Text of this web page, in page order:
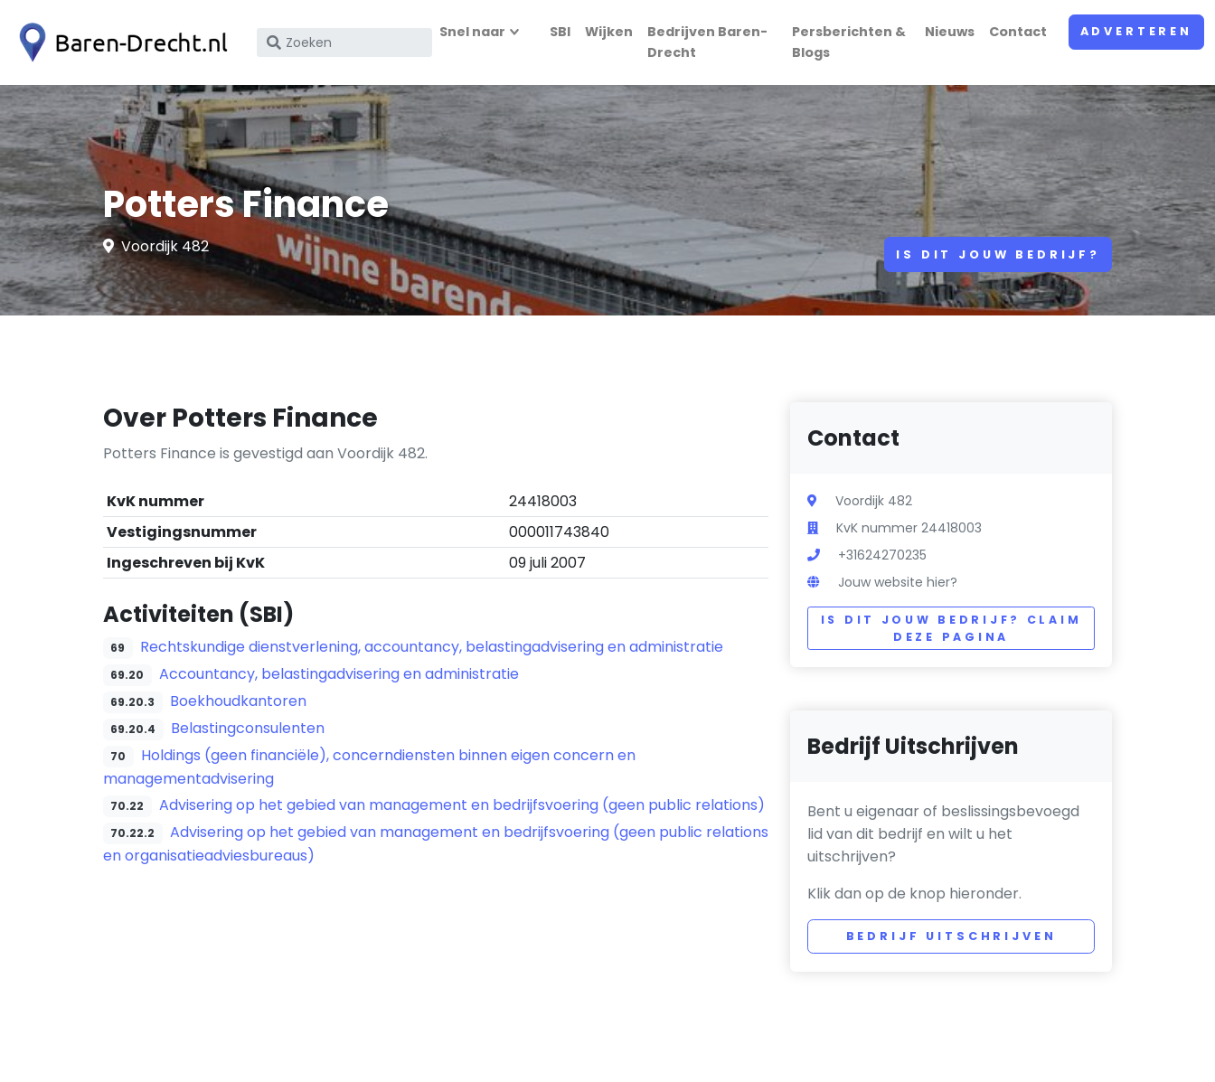
Zoek
bedrijfsnaam
of
KvK
nummer
Snel naar SBI Wijken
Bedrijven Baren-
Drecht
Persberichten &
Blogs
Nieuws Contact ADVERTEREN
Potters Finance
Voordijk 482 IS DIT JOUW BEDRIJF?
Over Potters Finance
Potters Finance is gevestigd aan Voordijk 482.
KvK nummer
24418003
Vestigingsnummer
000011743840
Ingeschreven bij KvK
09 juli 2007
Activiteiten (SBI)
69 Rechtskundige dienstverlening, accountancy, belastingadvisering en administratie
69.20 Accountancy, belastingadvisering en administratie
69.20.3 Boekhoudkantoren
69.20.4 Belastingconsulenten
70
Holdings (geen financiële), concerndiensten binnen eigen concern en
managementadvisering
70.22 Advisering op het gebied van management en bedrijfsvoering (geen public relations)
70.22.2
Advisering op het gebied van management en bedrijfsvoering (geen public relations
en organisatieadviesbureaus)
Contact
Voordijk 482
KvK nummer 24418003
+31624270235
Jouw website hier?
IS DIT JOUW BEDRIJF? CLAIM
DEZE PAGINA
Bedrijf Uitschrijven
Bent u eigenaar of beslissingsbevoegd
lid van dit bedrijf en wilt u het
uitschrijven?
Klik dan op de knop hieronder.
BEDRIJF UITSCHRIJVEN